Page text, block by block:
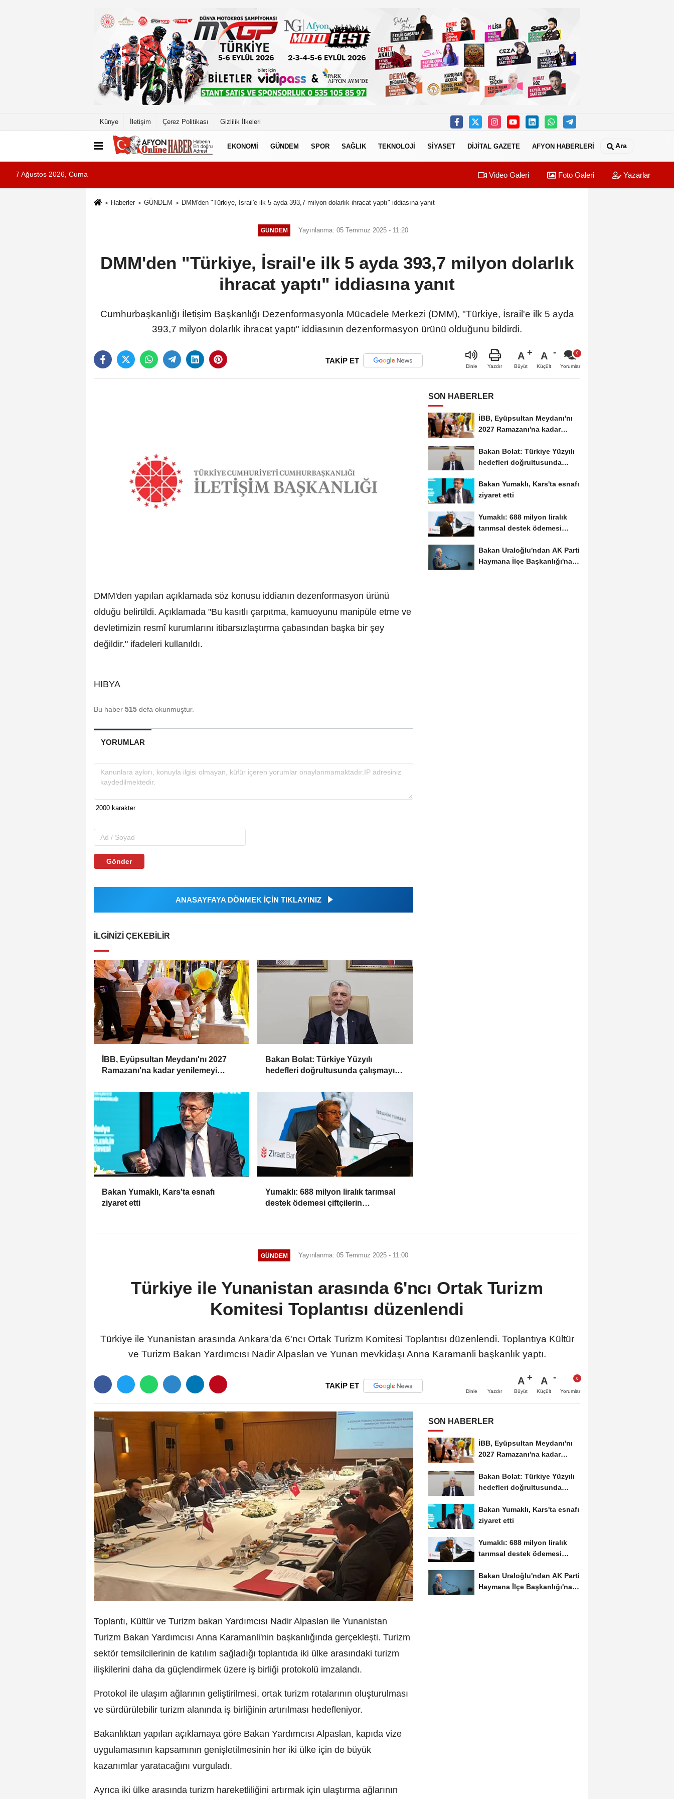
Künye İletişim Çerez Politikası Gizlilik İlkeleri
EKONOMİ GÜNDEM SPOR SAĞLIK TEKNOLOJİ SİYASET DİJİTAL GAZETE AFYON HABERLERİ Ara
7 Ağustos 2026, Cuma Video Galeri Foto Galeri Yazarlar
Haberler GÜNDEM DMM'den "Türkiye, İsrail'e ilk 5 ayda 393,7 milyon dolarlık ihracat yaptı" iddiasına yanıt
GÜNDEM Yayınlanma: 05 Temmuz 2025 - 11:20
DMM'den "Türkiye, İsrail'e ilk 5 ayda 393,7 milyon dolarlık
ihracat yaptı" iddiasına yanıt
Cumhurbaşkanlığı İletişim Başkanlığı Dezenformasyonla Mücadele Merkezi (DMM), "Türkiye, İsrail'e ilk 5 ayda
393,7 milyon dolarlık ihracat yaptı" iddiasının dezenformasyon ürünü olduğunu bildirdi.
TAKİP ET
Dinle Yazdır
A
Büyüt
A
Küçült Yorumlar
DMM'den yapılan açıklamada söz konusu iddianın dezenformasyon ürünü
olduğu belirtildi. Açıklamada "Bu kasıtlı çarpıtma, kamuoyunu manipüle etme ve
devletimizin resmî kurumlarını itibarsızlaştırma çabasından başka bir şey
değildir." ifadeleri kullanıldı.
HIBYA
Bu haber 515 defa okunmuştur.
YORUMLAR
Gönder
ANASAYFAYA DÖNMEK İÇİN TIKLAYINIZ
İLGINIZI ÇEKEBILIR
İBB, Eyüpsultan Meydanı'nı 2027
Ramazanı'na kadar yenilemeyi
Bakan Bolat: Türkiye Yüzyılı
hedefleri doğrultusunda çalışmayı
Bakan Yumaklı, Kars'ta esnafı
ziyaret etti
Yumaklı: 688 milyon liralık tarımsal
destek ödemesi çiftçilerin
SON HABERLER
İBB, Eyüpsultan Meydanı'nı
2027 Ramazanı'na kadar
Bakan Bolat: Türkiye Yüzyılı
hedefleri doğrultusunda
Bakan Yumaklı, Kars'ta esnafı
ziyaret etti
Yumaklı: 688 milyon liralık
tarımsal destek ödemesi
Bakan Uraloğlu'ndan AK Parti
Haymana İlçe Başkanlığı'na
GÜNDEM Yayınlanma: 05 Temmuz 2025 - 11:00
Türkiye ile Yunanistan arasında 6'ncı Ortak Turizm
Komitesi Toplantısı düzenlendi
Türkiye ile Yunanistan arasında Ankara'da 6'ncı Ortak Turizm Komitesi Toplantısı düzenlendi. Toplantıya Kültür
ve Turizm Bakan Yardımcısı Nadir Alpaslan ve Yunan mevkidaşı Anna Karamanli başkanlık yaptı.
TAKİP ET
Dinle Yazdır
A
Büyüt
A
Küçült Yorumlar
Toplantı, Kültür ve Turizm bakan Yardımcısı Nadir Alpaslan ile Yunanistan
Turizm Bakan Yardımcısı Anna Karamanli'nin başkanlığında gerçekleşti. Turizm
sektör temsilcilerinin de katılım sağladığı toplantıda iki ülke arasındaki turizm
ilişkilerini daha da güçlendirmek üzere iş birliği protokolü imzalandı.
Protokol ile ulaşım ağlarının geliştirilmesi, ortak turizm rotalarının oluşturulması
ve sürdürülebilir turizm alanında iş birliğinin artırılması hedefleniyor.
Bakanlıktan yapılan açıklamaya göre Bakan Yardımcısı Alpaslan, kapıda vize
uygulamasının kapsamının genişletilmesinin her iki ülke için de büyük
kazanımlar yaratacağını vurguladı.
Ayrıca iki ülke arasında turizm hareketliliğini artırmak için ulaştırma ağlarının
SON HABERLER
İBB, Eyüpsultan Meydanı'nı
2027 Ramazanı'na kadar
Bakan Bolat: Türkiye Yüzyılı
hedefleri doğrultusunda
Bakan Yumaklı, Kars'ta esnafı
ziyaret etti
Yumaklı: 688 milyon liralık
tarımsal destek ödemesi
Bakan Uraloğlu'ndan AK Parti
Haymana İlçe Başkanlığı'na